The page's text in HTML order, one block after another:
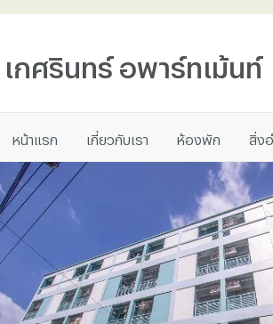
เกศรินทร์ อพาร์ทเม้นท์
หน้าแรก เกี่ยวกับเรา ห้องพัก สิ่ง